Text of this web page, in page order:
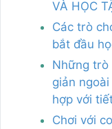
VÀ HỌC
Các trò
bắt đầu
Những trò
giản
hợp với
Chơi với